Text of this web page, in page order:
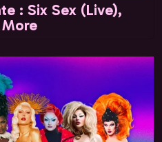
: Six Sex (Live),